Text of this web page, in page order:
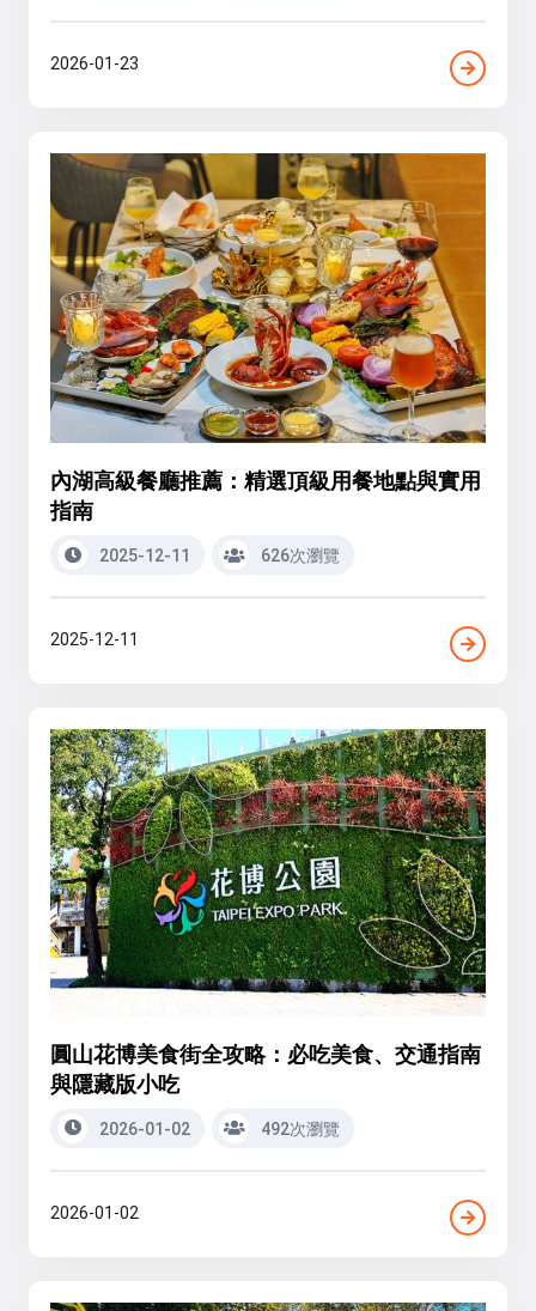
2026-01-23
內湖高級餐廳推薦：精選頂級用餐地點與實用
指南
2025-12-11 626次瀏覽
2025-12-11
圓山花博美食街全攻略：必吃美食、交通指南
與隱藏版小吃
2026-01-02 492次瀏覽
2026-01-02